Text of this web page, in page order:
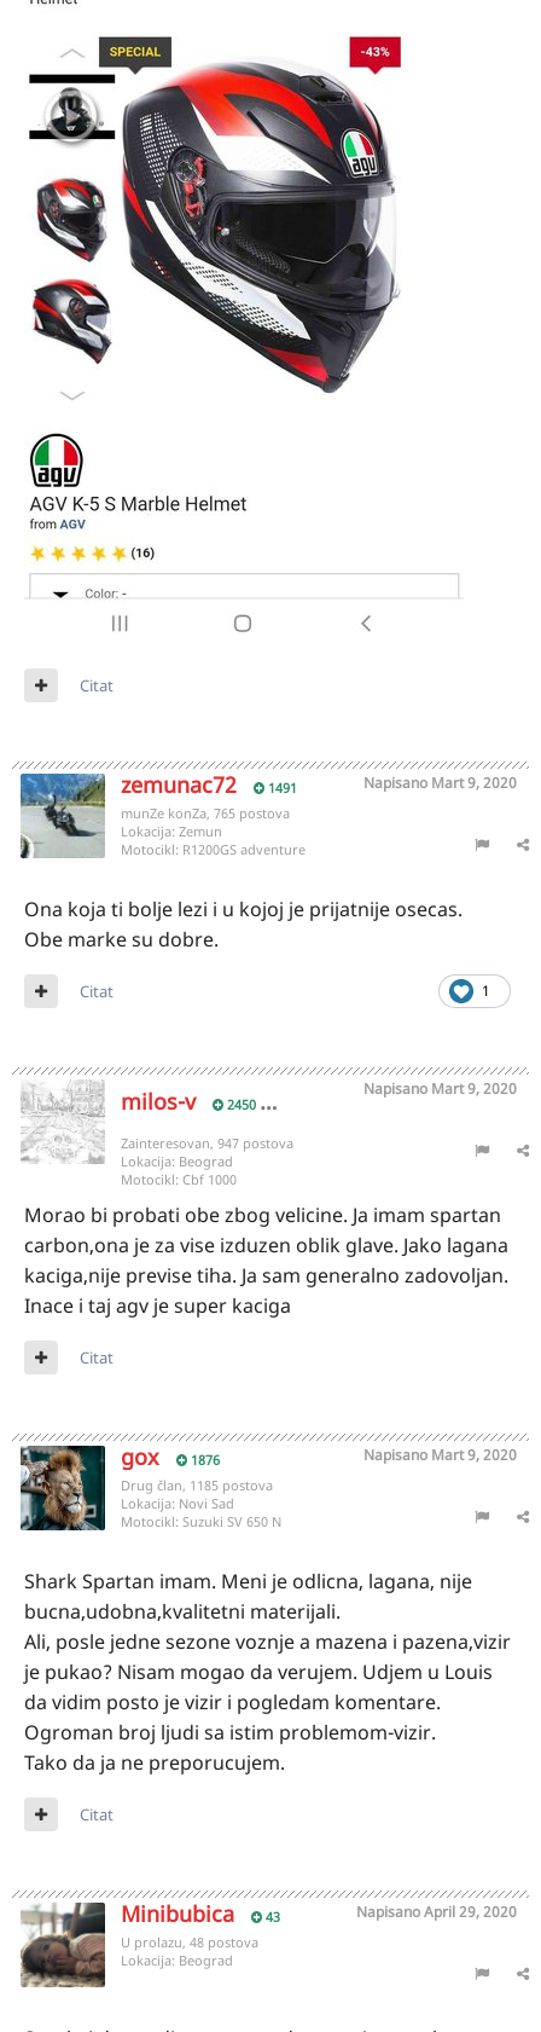
Citat
zemunac72 1491 Napisano Mart 9, 2020
munZe konZa, 765 postova
Lokacija: Zemun
Motocikl: R1200GS adventure
Ona koja ti bolje lezi i u kojoj je prijatnije osecas.
Obe marke su dobre.
1
Citat
milos-v 2450
Napisano Mart 9, 2020
Zainteresovan, 947 postova
Lokacija: Beograd
Motocikl: Cbf 1000
Morao bi probati obe zbog velicine. Ja imam spartan
carbon,ona je za vise izduzen oblik glave. Jako lagana
kaciga,nije previse tiha. Ja sam generalno zadovoljan.
Inace i taj agv je super kaciga
Citat
gox 1876 Napisano Mart 9, 2020
Drug član, 1185 postova
Lokacija: Novi Sad
Motocikl: Suzuki SV 650 N
Shark Spartan imam. Meni je odlicna, lagana, nije
bucna,udobna,kvalitetni materijali.
Ali, posle jedne sezone voznje a mazena i pazena,vizir
je pukao? Nisam mogao da verujem. Udjem u Louis
da vidim posto je vizir i pogledam komentare.
Ogroman broj ljudi sa istim problemom-vizir.
Tako da ja ne preporucujem.
Citat
Minibubica 43 NapisanoApril 29, 2020
U prolazu, 48 postova
Lokacija: Beograd